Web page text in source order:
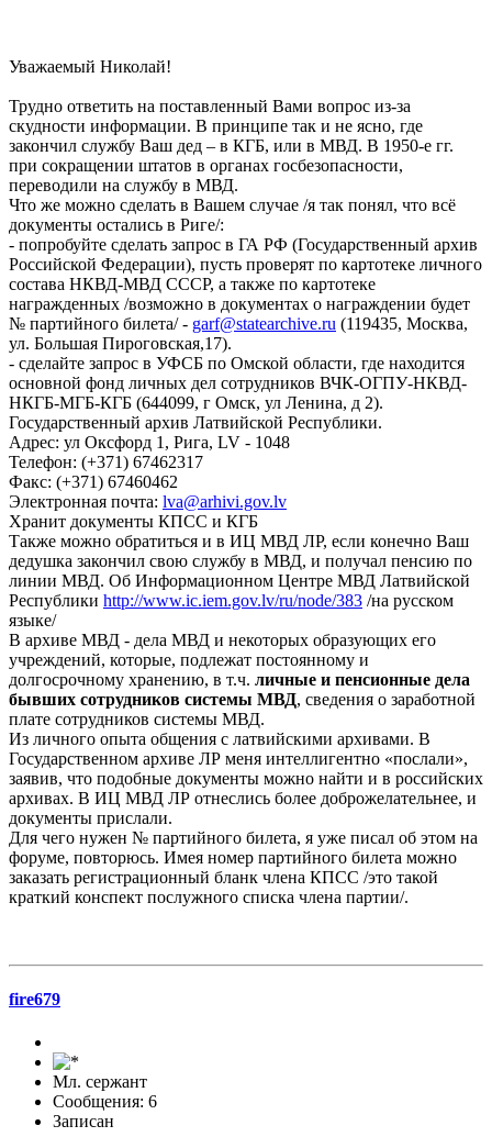
Уважаемый Николай!
Трудно ответить на поставленный Вами вопрос из-за
скудности информации. В принципе так и не ясно, где
закончил службу Ваш дед – в КГБ, или в МВД. В 1950-е гг.
при сокращении штатов в органах госбезопасности,
переводили на службу в МВД.
Что же можно сделать в Вашем случае /я так понял, что всё
документы остались в Риге/:
- попробуйте сделать запрос в ГА РФ (Государственный архив
Российской Федерации), пусть проверят по картотеке личного
состава НКВД-МВД СССР, а также по картотеке
награжденных /возможно в документах о награждении будет
№ партийного билета/ - garf@statearchive.ru (119435, Москва,
ул. Большая Пироговская,17).
- сделайте запрос в УФСБ по Омской области, где находится
основной фонд личных дел сотрудников ВЧК-ОГПУ-НКВД-
НКГБ-МГБ-КГБ (644099, г Омск, ул Ленина, д 2).
Государственный архив Латвийской Республики.
Адрес: ул Оксфорд 1, Рига, LV - 1048
Телефон: (+371) 67462317
Факс: (+371) 67460462
Электронная почта: lva@arhivi.gov.lv
Хранит документы КПСС и КГБ
Также можно обратиться и в ИЦ МВД ЛР, если конечно Ваш
дедушка закончил свою службу в МВД, и получал пенсию по
линии МВД. Об Информационном Центре МВД Латвийской
Республики http://www.ic.iem.gov.lv/ru/node/383 /на русском
языке/
В архиве МВД - дела МВД и некоторых образующих его
учреждений, которые, подлежат постоянному и
долгосрочному хранению, в т.ч. личные и пенсионные дела
бывших сотрудников системы МВД, сведения о заработной
плате сотрудников системы МВД.
Из личного опыта общения с латвийскими архивами. В
Государственном архиве ЛР меня интеллигентно «послали»,
заявив, что подобные документы можно найти и в российских
архивах. В ИЦ МВД ЛР отнеслись более доброжелательнее, и
документы прислали.
Для чего нужен № партийного билета, я уже писал об этом на
форуме, повторюсь. Имея номер партийного билета можно
заказать регистрационный бланк члена КПСС /это такой
краткий конспект послужного списка члена партии/.
fire679
Мл. сержант
Сообщения: 6
Записан